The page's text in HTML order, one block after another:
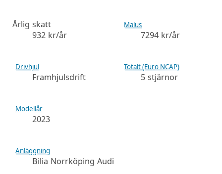
Årlig skatt
932 kr/år
Malus
7294 kr/år
Drivhjul
Framhjulsdrift
Totalt (Euro NCAP)
5 stjärnor
Modellår
2023
Anläggning
Bilia Norrköping Audi